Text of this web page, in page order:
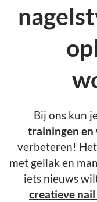
Bij ons kun
trainingen en
verbeteren!
met gellak en
iets nieuws
creatieve